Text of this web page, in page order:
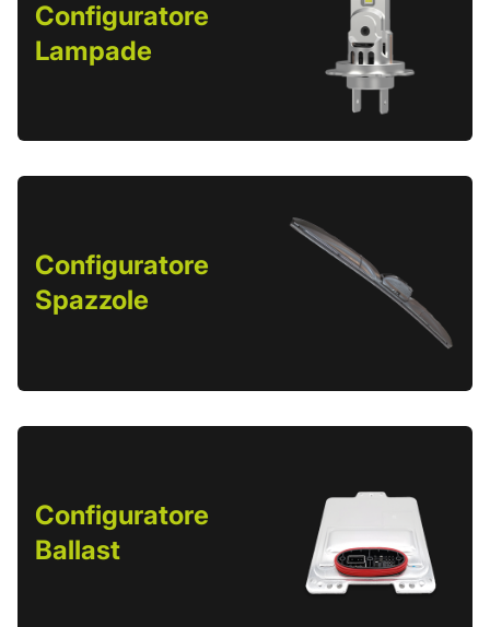
Configuratore
Lampade
Configuratore
Spazzole
Configuratore
Ballast